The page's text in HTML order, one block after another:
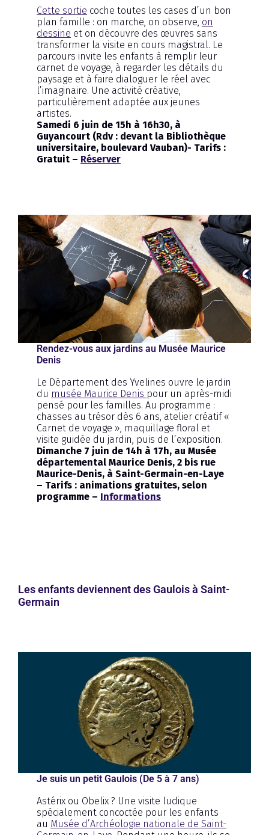
Cette sortie coche toutes les cases d’un bon
plan famille : on marche, on observe, on
dessine et on découvre des œuvres sans
transformer la visite en cours magistral. Le
parcours invite les enfants à remplir leur
carnet de voyage, à regarder les détails du
paysage et à faire dialoguer le réel avec
l’imaginaire. Une activité créative,
particulièrement adaptée aux jeunes
artistes.
Samedi 6 juin de 15h à 16h30, à
Guyancourt (Rdv : devant la Bibliothèque
universitaire, boulevard Vauban)- Tarifs :
Gratuit – Réserver
Rendez-vous aux jardins au Musée Maurice
Denis
Le Département des Yvelines ouvre le jardin
du musée Maurice Denis pour un après-midi
pensé pour les familles. Au programme :
chasses au trésor dès 6 ans, atelier créatif «
Carnet de voyage », maquillage floral et
visite guidée du jardin, puis de l’exposition.
Dimanche 7 juin de 14h à 17h, au Musée
départemental Maurice Denis, 2 bis rue
Maurice-Denis, à Saint-Germain-en-Laye
– Tarifs : animations gratuites, selon
programme – Informations
Les enfants deviennent des Gaulois à Saint-
Germain
Je suis un petit Gaulois (De 5 à 7 ans)
Astérix ou Obelix ? Une visite ludique
spécialement concoctée pour les enfants
au Musée d’Archéologie nationale de Saint-